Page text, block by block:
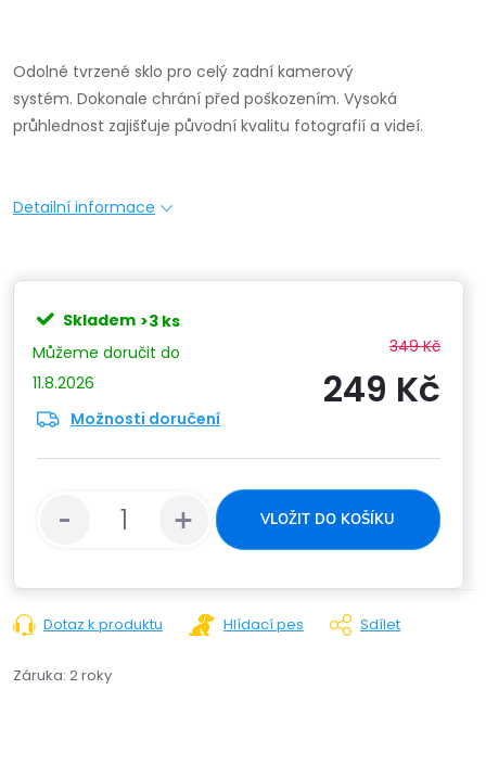
Odolné tvrzené sklo pro celý zadní kamerový
systém. Dokonale chrání před poškozením. Vysoká
průhlednost zajišťuje původní kvalitu fotografií a videí.
Detailní informace
Skladem >3 ks
11.8.2026
Možnosti doručení
349 Kč
249 Kč
cena:
VLOŽIT DO KOŠÍKU
Dotaz k produktu Hlídací pes Sdílet
Záruka: 2 roky